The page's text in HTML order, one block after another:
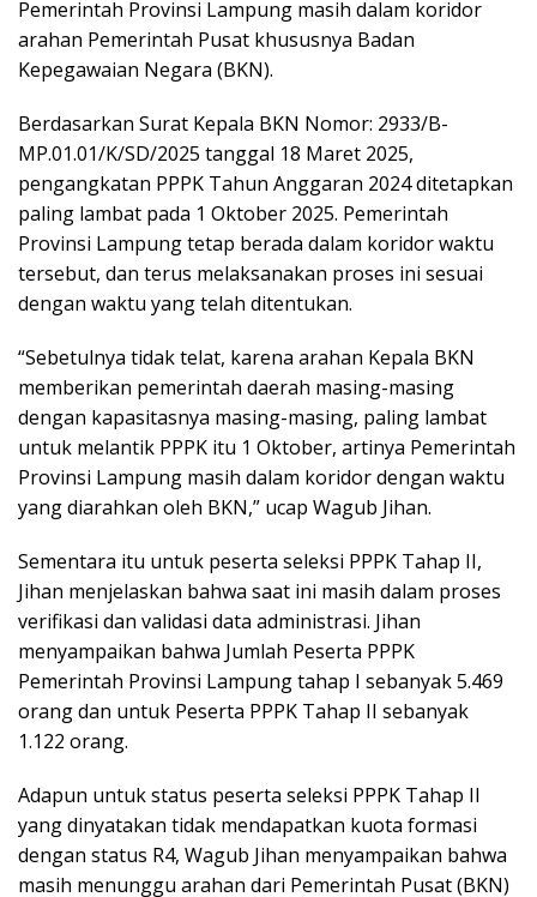
Pemerintah Provinsi Lampung masih dalam koridor
arahan Pemerintah Pusat khususnya Badan
Kepegawaian Negara (BKN).
Berdasarkan Surat Kepala BKN Nomor: 2933/B-
MP.01.01/K/SD/2025 tanggal 18 Maret 2025,
pengangkatan PPPK Tahun Anggaran 2024 ditetapkan
paling lambat pada 1 Oktober 2025. Pemerintah
Provinsi Lampung tetap berada dalam koridor waktu
tersebut, dan terus melaksanakan proses ini sesuai
dengan waktu yang telah ditentukan.
“Sebetulnya tidak telat, karena arahan Kepala BKN
memberikan pemerintah daerah masing-masing
dengan kapasitasnya masing-masing, paling lambat
untuk melantik PPPK itu 1 Oktober, artinya Pemerintah
Provinsi Lampung masih dalam koridor dengan waktu
yang diarahkan oleh BKN,” ucap Wagub Jihan.
Sementara itu untuk peserta seleksi PPPK Tahap II,
Jihan menjelaskan bahwa saat ini masih dalam proses
verifikasi dan validasi data administrasi. Jihan
menyampaikan bahwa Jumlah Peserta PPPK
Pemerintah Provinsi Lampung tahap I sebanyak 5.469
orang dan untuk Peserta PPPK Tahap II sebanyak
1.122 orang.
Adapun untuk status peserta seleksi PPPK Tahap II
yang dinyatakan tidak mendapatkan kuota formasi
dengan status R4, Wagub Jihan menyampaikan bahwa
masih menunggu arahan dari Pemerintah Pusat (BKN)